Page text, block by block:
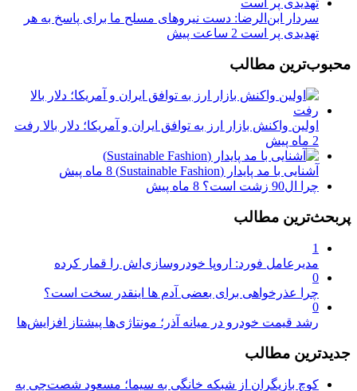
سردار ابن‌الرضا: دست نیروهای مسلح ما برای پاسخ به هر
تهدیدی پر است 2 ساعت پیش
محبوب‌ترین مطالب
اولین واکنش بازار ارز به توافق ایران و آمریکا؛ دلار بالا رفت
2 ماه پیش
آشنایی با مد پایدار (Sustainable Fashion)
8 ماه پیش
چرا ال90 زشت است؟
8 ماه پیش
پربحث‌ترین مطالب
1
مدیرعامل فورد: اروپا خودروسازی‌اش را قمار کرده
0
چرا عذرخواهی برای بعضی آدم ها اینقدر سخت است؟
0
رشد قیمت خودرو در میانه آذر؛ مونتاژی‌ها پیشتاز افزایش‌ها
جدیدترین مطالب
کوچ بازیگران از شبکه خانگی به سیما؛ مسعود شصت‌چی به